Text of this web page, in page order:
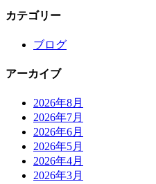
カテゴリー
ブログ
アーカイブ
2026年8月
2026年7月
2026年6月
2026年5月
2026年4月
2026年3月